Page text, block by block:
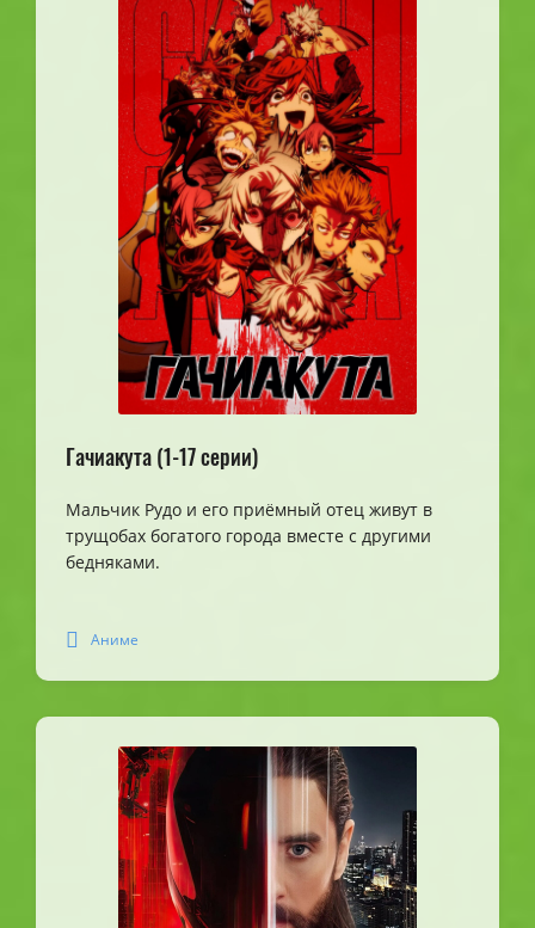
Гачиакута (1-17 серии)
Мальчик Рудо и его приёмный отец живут в
трущобах богатого города вместе с другими
бедняками.
Аниме